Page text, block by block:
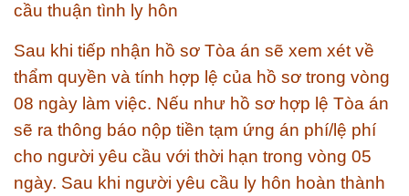
cầu thuận tình ly hôn
Sau khi tiếp nhận hồ sơ Tòa án sẽ xem xét về
thẩm quyền và tính hợp lệ của hồ sơ trong vòng
08 ngày làm việc. Nếu như hồ sơ hợp lệ Tòa án
sẽ ra thông báo nộp tiền tạm ứng án phí/lệ phí
cho người yêu cầu với thời hạn trong vòng 05
ngày. Sau khi người yêu cầu ly hôn hoàn thành